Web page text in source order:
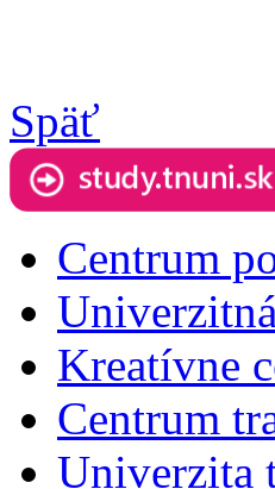
Späť
Centrum
Kreatívne
Centrum
Univerzita